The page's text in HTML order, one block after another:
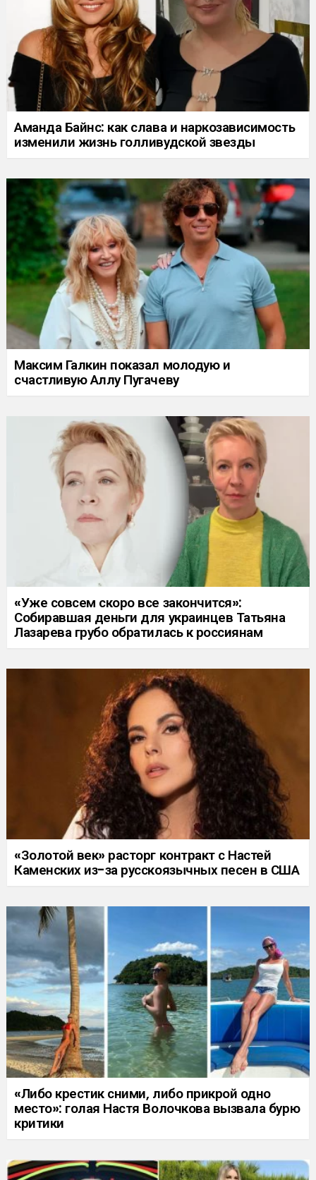
Аманда Байнс: как слава и наркозависимость
изменили жизнь голливудской звезды
Максим Галкин показал молодую и
счастливую Аллу Пугачеву
«Уже совсем скоро все закончится»:
Собиравшая деньги для украинцев Татьяна
Лазарева грубо обратилась к россиянам
«Золотой век» расторг контракт с Настей
Каменских из-за русскоязычных песен в США
«Либо крестик сними, либо прикрой одно
место»: голая Настя Волочкова вызвала бурю
критики